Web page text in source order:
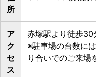
所
ア
ク
セ
ス
赤塚駅より徒歩
※駐車場の台数に
り合いでのご来場